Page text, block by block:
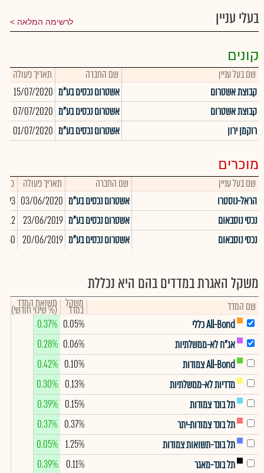
בעלי עניין לרשימה המלאה
קונים
שם בעל עניין שם החברה תאריך פעולה
קבוצת אשטרום
אשטרום נכסים בע"מ 15/07/2020
קבוצת אשטרום
אשטרום נכסים בע"מ 07/07/2020
רוקמן ירון
אשטרום נכסים בע"מ 01/07/2020
מוכרים
שם בעל עניין שם החברה תאריך פעולה
הראל-נוסטרו
אשטרום נכסים בע"מ 03/06/2020
793
נכסי נוסבאום
אשטרום נכסים בע"מ 23/06/2019
נכסי נוסבאום
אשטרום נכסים בע"מ 20/06/2019
משקל האגרת במדדים בהם היא נכללת
שם המדד משקל
במדד תשואת המדד
(% שינוי חודשי)
All-Bond כללי
0.05%
0.37%
אג"ח לא-ממשלתיות
0.06%
0.28%
All-Bond צמודות
0.10%
0.42%
מדדיות לא-ממשלתיות
0.13%
0.30%
תל בונד צמודות
0.15%
0.39%
תל בונד צמודות-יתר
0.37%
0.37%
תל בונד-תשואות צמודות
1.25%
0.05%
תל בונד-מאגר
0.11%
0.39%